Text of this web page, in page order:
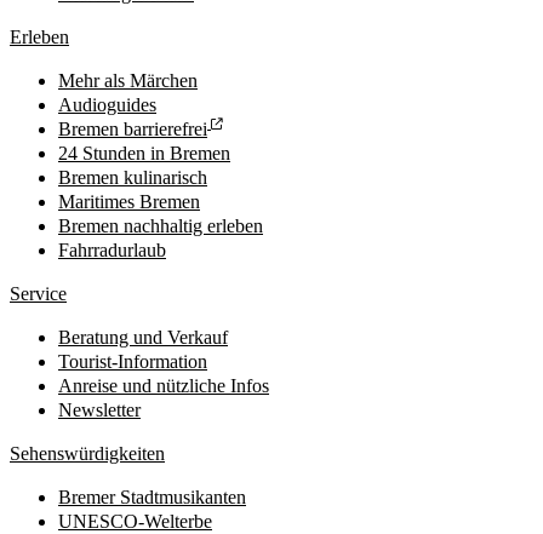
Erleben
Mehr als Märchen
Audioguides
Bremen barrierefrei
24 Stunden in Bremen
Bremen kulinarisch
Maritimes Bremen
Bremen nachhaltig erleben
Fahrradurlaub
Service
Beratung und Verkauf
Tourist-Information
Anreise und nützliche Infos
Newsletter
Sehenswürdigkeiten
Bremer Stadtmusikanten
UNESCO-Welterbe